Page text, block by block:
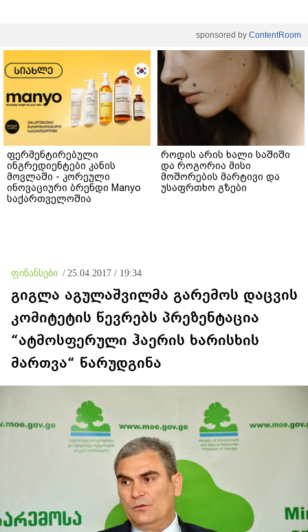
sponsored by ContentRoom
ფერმენტირებული
ინგრედიენტები კანის
მოვლაში - კორეული
ინოვაციური ბრენდი Manyo
საქართველოშია
როდის არის ხალი საშიში
და როგორია მისი
მოშორების მარტივი და
უსაფრთხო გზები
ფინანსები / 25.04.2017 / 19:34
გიგლა აგულაშვილმა გარემოს დაცვის
კომიტეტის წევრებს პრეზენტაცია
“ატმოსფერული ჰაერის ხარისხის
მართვა“ წარუდგინა